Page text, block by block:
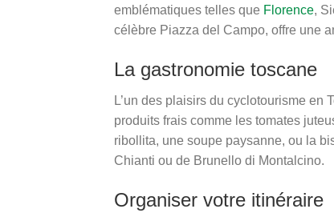
emblématiques telles que Florence,
célèbre Piazza del Campo, offre une
La gastronomie toscane
L’un des plaisirs du cyclotourisme
produits frais comme les tomates
ribollita, une soupe paysanne, ou la
Chianti ou de Brunello di Montalcino.
Organiser votre itinéraire